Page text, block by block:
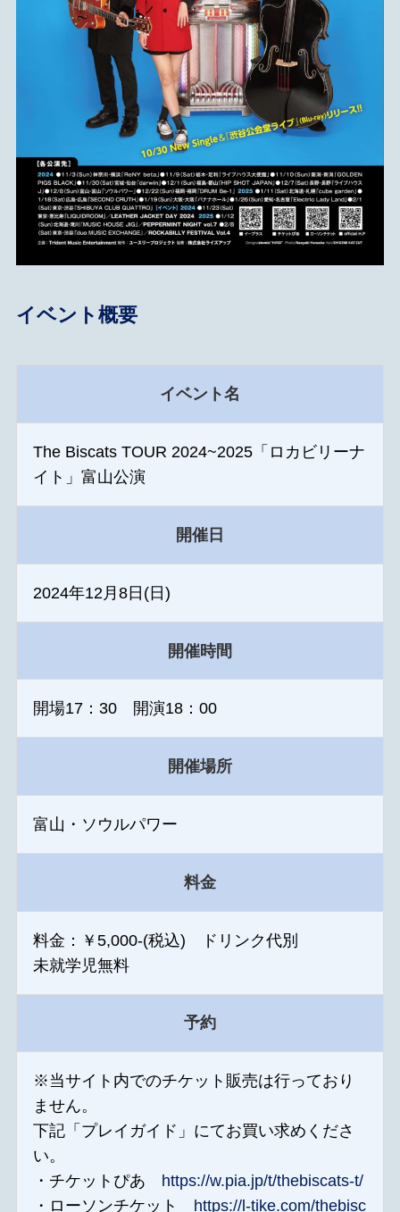
イベント概要
イベント名
The Biscats TOUR 2024~2025「ロカビリーナ
イト」富山公演
開催日
2024年12月8日(日)
開催時間
開場17：30 開演18：00
開催場所
富山・ソウルパワー
料金
料金：￥5,000-(税込) ドリンク代別
未就学児無料
予約
※当サイト内でのチケット販売は行っており
ません。
下記「プレイガイド」にてお買い求めくださ
い。
・チケットぴあ
https://w.pia.jp/t/thebiscats-t/
・ローソンチケット
https://l-tike.com/thebisc